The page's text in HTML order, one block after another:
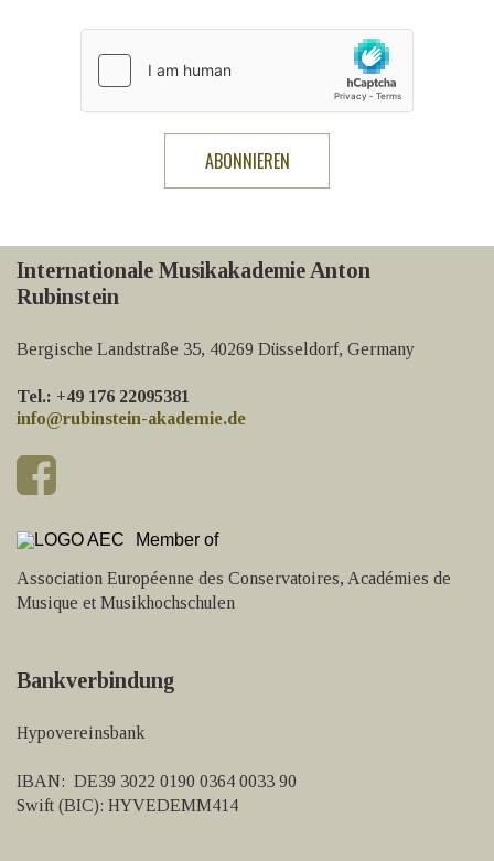
Internationale Musikakademie Anton
Rubinstein
Bergische Landstraße 35, 40269 Düsseldorf, Germany
Tel.: +49 176 22095381
info@rubinstein-akademie.de
Member of
Association Européenne des Conservatoires, Académies de
Musique et Musikhochschulen
Bankverbindung
Hypovereinsbank
IBAN: DE39 3022 0190 0364 0033 90
Swift (BIC): HYVEDEMM414